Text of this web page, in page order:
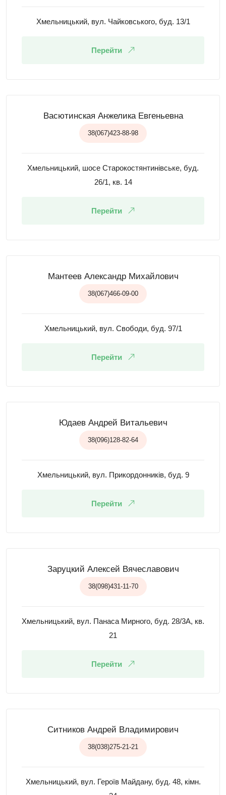
Хмельницький, вул. Чайковського, буд. 13/1
Перейти
Васютинская Анжелика Евгеньевна
38(067)423-88-98
Хмельницький, шосе Старокостянтинівське, буд.
26/1, кв. 14
Перейти
Мантеев Александр Михайлович
38(067)466-09-00
Хмельницький, вул. Свободи, буд. 97/1
Перейти
Юдаев Андрей Витальевич
38(096)128-82-64
Хмельницький, вул. Прикордонників, буд. 9
Перейти
Заруцкий Алексей Вячеславович
38(098)431-11-70
Хмельницький, вул. Панаса Мирного, буд. 28/3А, кв.
21
Перейти
Ситников Андрей Владимирович
38(038)275-21-21
Хмельницький, вул. Героїв Майдану, буд. 48, кімн.